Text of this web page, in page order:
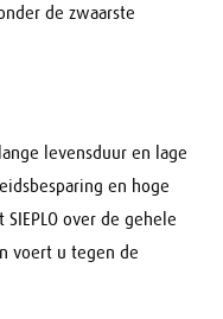
de zwaarste
levensduur en lage
en hoge
over de gehele
voert u tegen de